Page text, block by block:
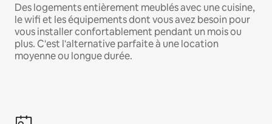
Des logements entièrement meublés avec une cuisine,
le wifi et les équipements dont vous avez besoin pour
vous installer confortablement pendant un mois ou
plus. C'est l'alternative parfaite à une location
moyenne ou longue durée.